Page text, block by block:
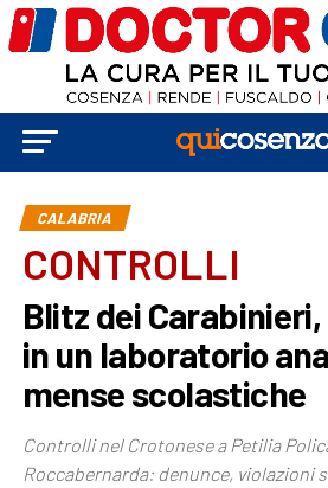
CALABRIA
CONTROLLI
Blitz dei
in un laboratorio
mense scolastiche
Controlli nel Crotonese a Petilia
Roccabernarda: denunce, violazioni